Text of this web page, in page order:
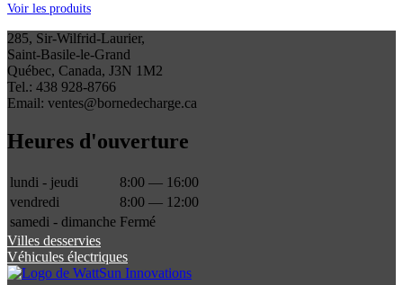
Voir les produits
285, Sir-Wilfrid-Laurier,
Saint-Basile-le-Grand
Québec, Canada, J3N 1M2
Tel.: 438 928-8766
Email: ventes@bornedecharge.ca
Heures d'ouverture
lundi - jeudi
8:00 — 16:00
vendredi
8:00 — 12:00
samedi - dimanche Fermé
Villes desservies
Véhicules électriques